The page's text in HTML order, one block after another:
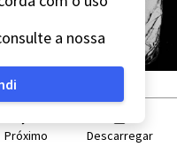
Próximo Descarregar
a nossa